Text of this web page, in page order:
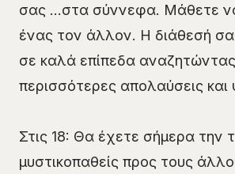
σας …στα σύννεφα. Μάθετε
ένας τον άλλον. Η διάθεσή
σε καλά επίπεδα αναζητώντας
περισσότερες απολαύσεις
Στις 18: Θα έχετε σήμερα την
μυστικοπαθείς προς τους